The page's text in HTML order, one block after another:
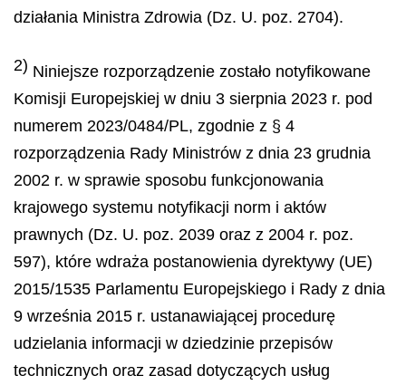
działania Ministra Zdrowia (Dz. U. poz. 2704).
2) Niniejsze rozporządzenie zostało notyfikowane
Komisji Europejskiej w dniu 3 sierpnia 2023 r. pod
numerem 2023/0484/PL, zgodnie z § 4
rozporządzenia Rady Ministrów z dnia 23 grudnia
2002 r. w sprawie sposobu funkcjonowania
krajowego systemu notyfikacji norm i aktów
prawnych (Dz. U. poz. 2039 oraz z 2004 r. poz.
597), które wdraża postanowienia dyrektywy (UE)
2015/1535 Parlamentu Europejskiego i Rady z dnia
9 września 2015 r. ustanawiającej procedurę
udzielania informacji w dziedzinie przepisów
technicznych oraz zasad dotyczących usług